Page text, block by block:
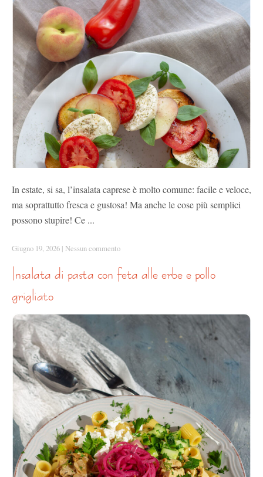
In estate, si sa, l’insalata caprese è molto comune: facile e veloce,
ma soprattutto fresca e gustosa! Ma anche le cose più semplici
possono stupire! Ce ...
Giugno 19, 2026 | Nessun commento
insalata di pasta con feta alle erbe e pollo
grigliato